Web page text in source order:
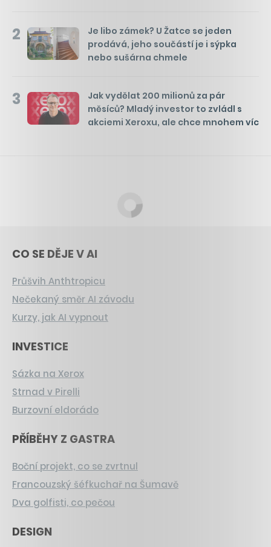
2
Je libo zámek? U Žatce se jeden
prodává, jeho součástí je i sýpka
nebo sušárna chmele
3
Jak vydělat 200 milionů za pár
měsíců? Mladý investor to zvládl s
akciemi Xeroxu, ale chce mnohem víc
CO SE DĚJE V AI
Průšvih Anthtropicu
Nečekaný směr AI závodu
Kurzy, jak AI vypnout
INVESTICE
Sázka na Xerox
Strnad v Pirelli
Burzovní eldorádo
PŘÍBĚHY Z GASTRA
Boční projekt, co se zvrtnul
Francouzský šéfkuchař na Šumavě
Dva golfisti, co pečou
DESIGN